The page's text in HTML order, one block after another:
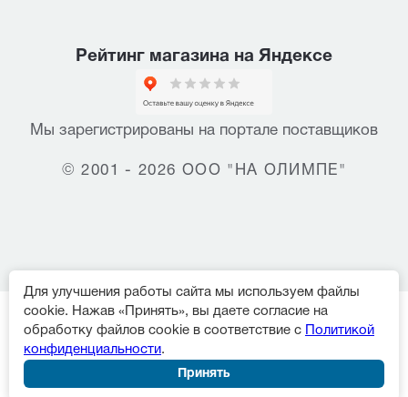
Рейтинг магазина на Яндексе
Мы зарегистрированы на портале поставщиков
© 2001 - 2026 ООО "НА ОЛИМПЕ"
Для улучшения работы сайта мы используем файлы
cookie. Нажав «Принять», вы даете согласие на
обработку файлов cookie в соответствие с
Политикой
конфиденциальности.
Принять